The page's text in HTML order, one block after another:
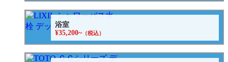
浴室
¥35,200~（税込）